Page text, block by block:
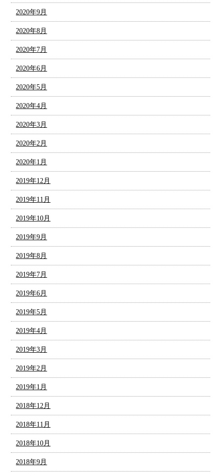
2020年9月
2020年8月
2020年7月
2020年6月
2020年5月
2020年4月
2020年3月
2020年2月
2020年1月
2019年12月
2019年11月
2019年10月
2019年9月
2019年8月
2019年7月
2019年6月
2019年5月
2019年4月
2019年3月
2019年2月
2019年1月
2018年12月
2018年11月
2018年10月
2018年9月